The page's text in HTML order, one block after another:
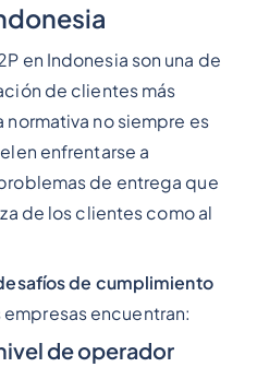
en Indonesia son una de
de clientes más
no siempre es
enfrentarse a
de entrega que
de los clientes como al
de cumplimiento
encuentran:
de operador